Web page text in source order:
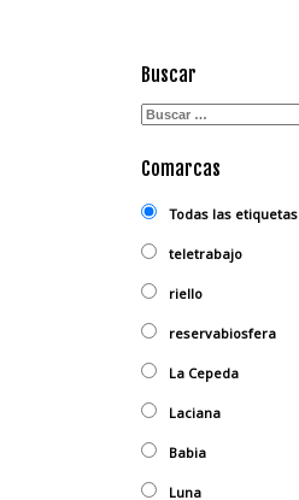
Buscar
Comarcas
Todas las etiquetas
teletrabajo
riello
reservabiosfera
La Cepeda
Laciana
Babia
Luna